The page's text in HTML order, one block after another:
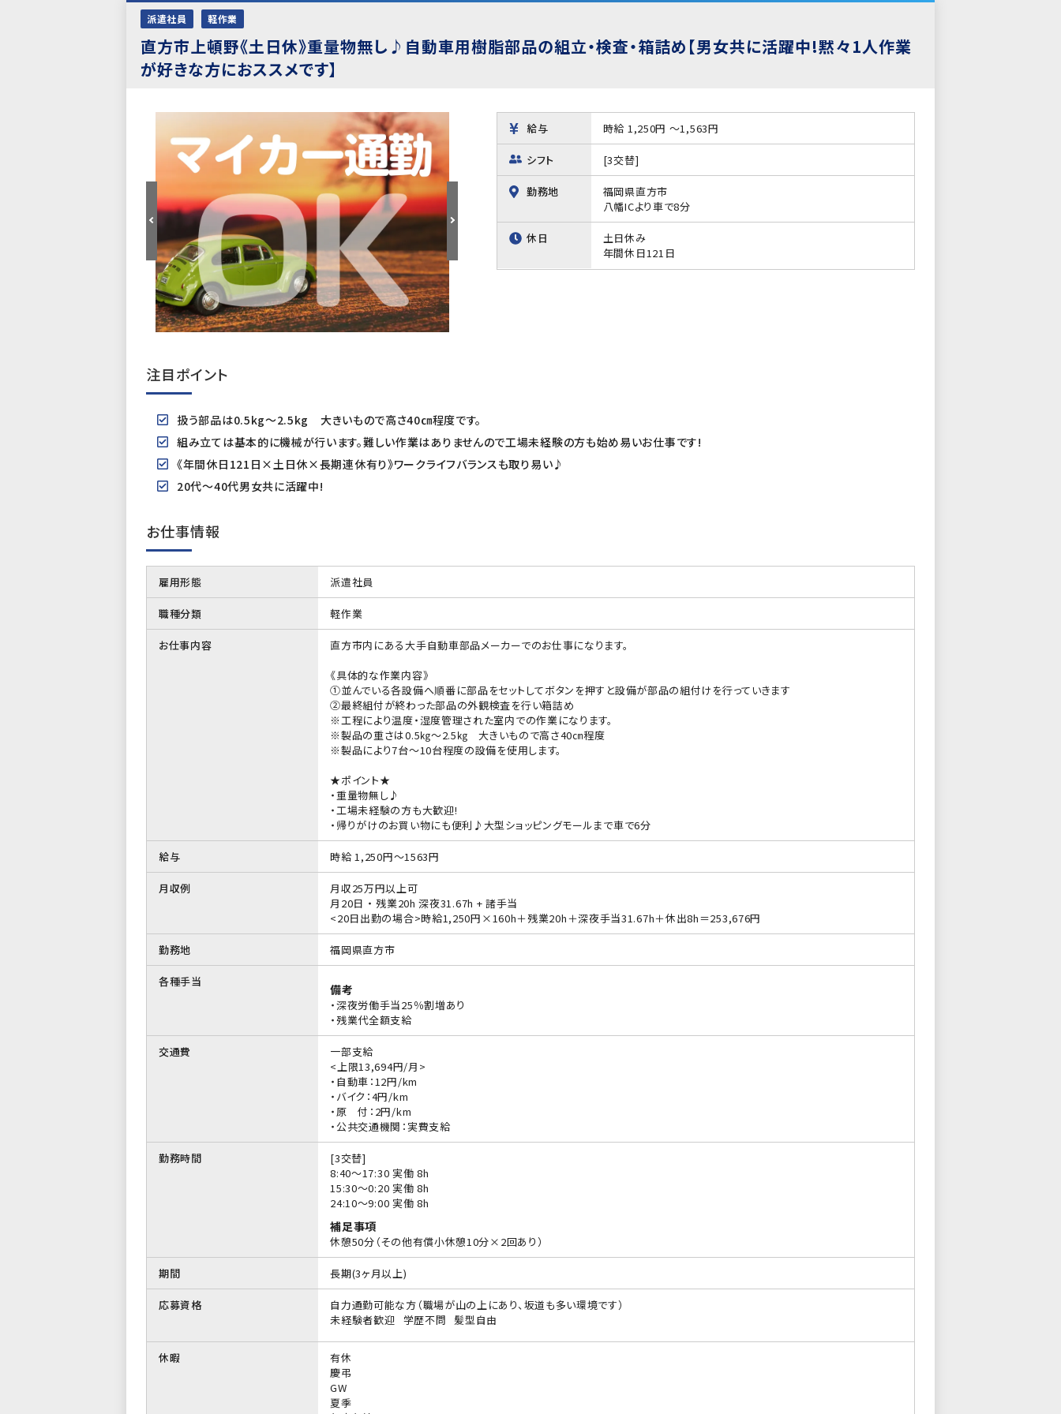
派遣社員 軽作業
直方市上頓野《土日休》重量物無し♪自動車用樹脂部品の組立・検査・箱詰め【男女共に活躍中!黙々1人作業
が好きな方におススメです】
給与 時給 1,250円 ～1,563円
シフト [3交替]
勤務地
福岡県直方市
八幡ICより車で8分
休日
土日休み
年間休日121日
注目ポイント
扱う部品は0.5kg～2.5kg 大きいもので高さ40㎝程度です。
組み立ては基本的に機械が行います。難しい作業はありませんので工場未経験の方も始め易いお仕事です!
《年間休日121日×土日休×長期連休有り》ワークライフバランスも取り易い♪
20代～40代男女共に活躍中!
お仕事情報
雇用形態 派遣社員
職種分類 軽作業
お仕事内容
直方市内にある大手自動車部品メーカーでのお仕事になります。
《具体的な作業内容》
①並んでいる各設備へ順番に部品をセットしてボタンを押すと設備が部品の組付けを行っていきます
②最終組付が終わった部品の外観検査を行い箱詰め
※工程により温度・湿度管理された室内での作業になります。
※製品の重さは0.5㎏～2.5㎏ 大きいもので高さ40㎝程度
※製品により7台～10台程度の設備を使用します。
★ポイント★
・重量物無し♪
・工場未経験の方も大歓迎!
・帰りがけのお買い物にも便利♪大型ショッピングモールまで車で6分
給与 時給 1,250円～1563円
月収例
月収25万円以上可
月20日 ・ 残業20h 深夜31.67h + 諸手当
<20日出勤の場合>時給1,250円×160h＋残業20h＋深夜手当31.67h＋休出8h＝253,676円
勤務地 福岡県直方市
各種手当
備考
・深夜労働手当25％割増あり
・残業代全額支給
交通費
一部支給
<上限13,694円/月>
・自動車：12円/km
・バイク：4円/km
・原 付：2円/km
・公共交通機関：実費支給
勤務時間
[3交替]
8:40〜17:30 実働 8h
15:30〜0:20 実働 8h
24:10〜9:00 実働 8h
補足事項
休憩50分（その他有償小休憩10分×2回あり）
期間 長期(3ヶ月以上)
応募資格
自力通勤可能な方（職場が山の上にあり、坂道も多い環境です）
未経験者歓迎
学歴不問 髪型自由
休暇
有休
慶弔
GW
夏季